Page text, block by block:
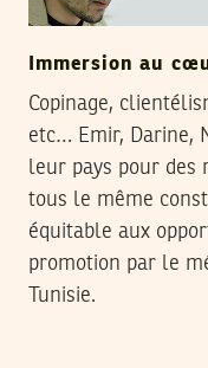
Immersion au
Copinage,
etc… Emir, Darine,
leur pays pour des
tous le même
équitable aux
promotion par le
Tunisie.